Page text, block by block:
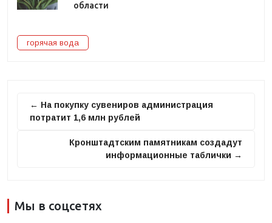
области
горячая вода
← На покупку сувениров администрация
потратит 1,6 млн рублей
Кронштадтским памятникам создадут
информационные таблички →
Мы в соцсетях